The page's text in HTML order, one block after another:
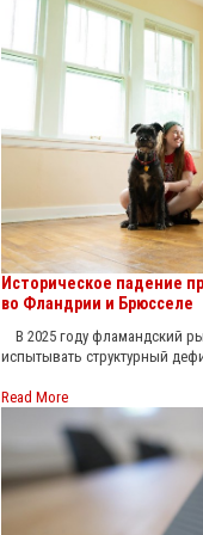
Историческое падение
во Фландрии и Брюсселе
В 2025 году фламандский
испытывать структурный
Read More